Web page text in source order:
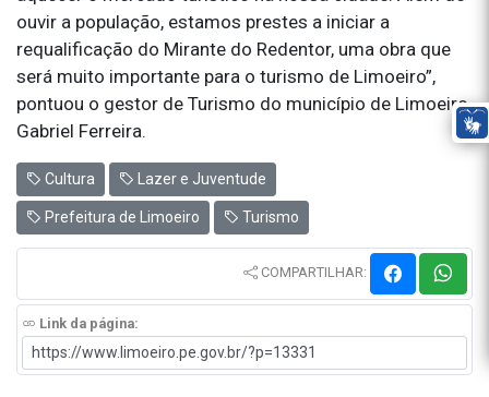
ouvir a população, estamos prestes a iniciar a
requalificação do Mirante do Redentor, uma obra que
será muito importante para o turismo de Limoeiro”,
pontuou o gestor de Turismo do município de Limoeiro,
Gabriel Ferreira.
Cultura Lazer e Juventude
Prefeitura de Limoeiro Turismo
COMPARTILHAR:
Link da página: